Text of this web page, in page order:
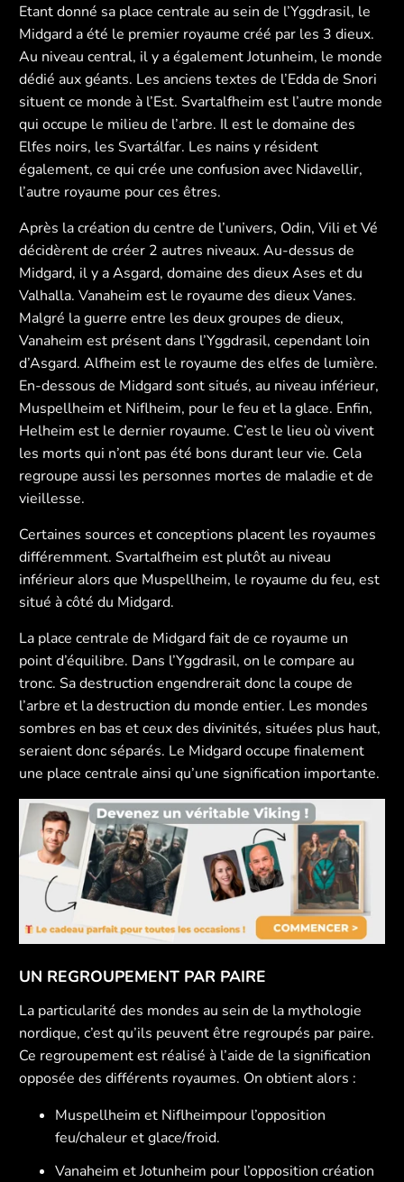
Etant donné sa place centrale au sein de l’Yggdrasil, le
Midgard a été le premier royaume créé par les 3 dieux.
Au niveau central, il y a également Jotunheim, le monde
dédié aux géants. Les anciens textes de l’Edda de Snori
situent ce monde à l’Est. Svartalfheim est l’autre monde
qui occupe le milieu de l’arbre. Il est le domaine des
Elfes noirs, les Svartálfar. Les nains y résident
également, ce qui crée une confusion avec Nidavellir,
l’autre royaume pour ces êtres.
Après la création du centre de l’univers, Odin, Vili et Vé
décidèrent de créer 2 autres niveaux. Au-dessus de
Midgard, il y a Asgard, domaine des dieux Ases et du
Valhalla. Vanaheim est le royaume des dieux Vanes.
Malgré la guerre entre les deux groupes de dieux,
Vanaheim est présent dans l’Yggdrasil, cependant loin
d’Asgard. Alfheim est le royaume des elfes de lumière.
En-dessous de Midgard sont situés, au niveau inférieur,
Muspellheim et Niflheim, pour le feu et la glace. Enfin,
Helheim est le dernier royaume. C’est le lieu où vivent
les morts qui n’ont pas été bons durant leur vie. Cela
regroupe aussi les personnes mortes de maladie et de
vieillesse.
Certaines sources et conceptions placent les royaumes
différemment. Svartalfheim est plutôt au niveau
inférieur alors que Muspellheim, le royaume du feu, est
situé à côté du Midgard.
La place centrale de Midgard fait de ce royaume un
point d’équilibre. Dans l’Yggdrasil, on le compare au
tronc. Sa destruction engendrerait donc la coupe de
l’arbre et la destruction du monde entier. Les mondes
sombres en bas et ceux des divinités, situées plus haut,
seraient donc séparés. Le Midgard occupe finalement
une place centrale ainsi qu’une signification importante.
UN REGROUPEMENT PAR PAIRE
La particularité des mondes au sein de la mythologie
nordique, c’est qu’ils peuvent être regroupés par paire.
Ce regroupement est réalisé à l’aide de la signification
opposée des différents royaumes. On obtient alors :
Muspellheim et Niflheimpour l’opposition
feu/chaleur et glace/froid.
Vanaheim et Jotunheim pour l’opposition création